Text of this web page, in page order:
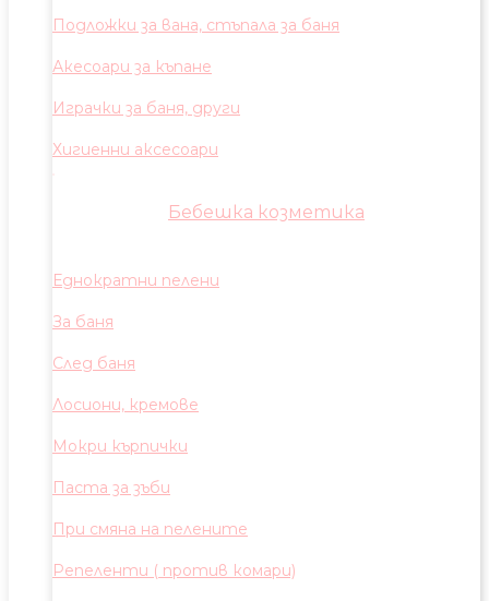
Подложки за вана, стъпала за баня
Акесоари за къпане
Играчки за баня, други
Хигиенни аксесоари
Бебешка козметика
Еднократни пелени
За баня
След баня
Лосиони, кремове
Мокри кърпички
Паста за зъби
При смяна на пелените
Репеленти ( против комари)